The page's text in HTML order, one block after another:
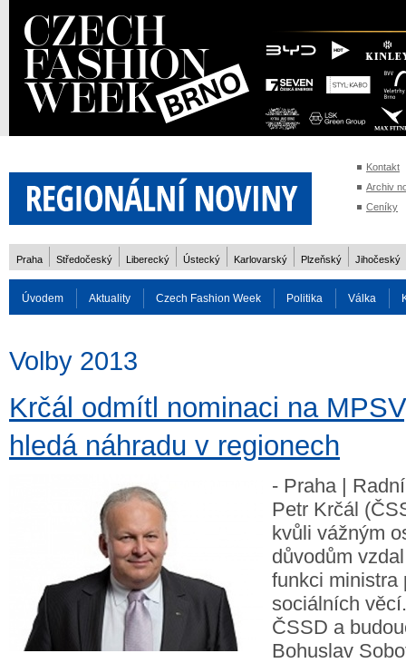
Kontakt
Archiv
Ceníky
Praha Středočeský Liberecký Ústecký Karlovarský Plzeňský Jihočeský
Úvodem Aktuality Czech Fashion Week Politika Válka
Rozhovory
Volby 2013
Krčál odmítl nominaci na
hledá náhradu v regionech
- Praha |
Petr Krčál
kvůli vážným
důvodům
funkci ministra
sociálních
ČSSD a
Bohuslav